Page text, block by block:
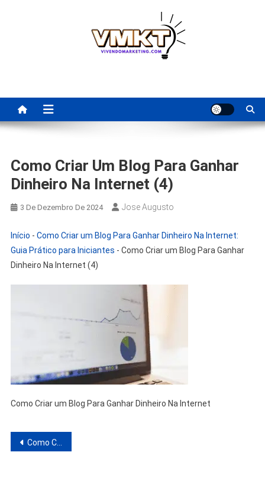
Para Revenda | Vivendo
Marketing
Como Criar Um Blog Para Ganhar
Dinheiro Na Internet (4)
3 De Dezembro De 2024 Jose Augusto
Início - Como Criar um Blog Para Ganhar Dinheiro Na Internet:
Guia Prático para Iniciantes - Como Criar um Blog Para Ganhar
Dinheiro Na Internet (4)
Como Criar um Blog Para Ganhar Dinheiro Na Internet
Navegação
Como Criar um Blog Para Ganhar Dinheiro Na Internet: Guia Prático para Iniciantes